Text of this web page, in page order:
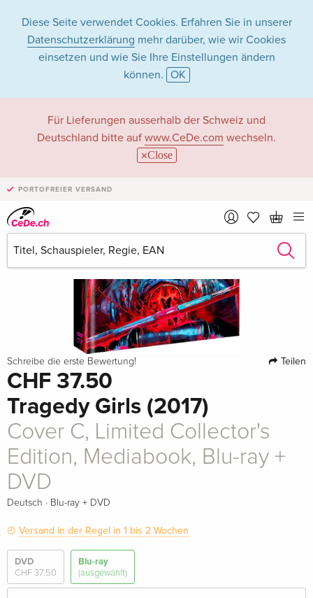
Diese Seite verwendet Cookies. Erfahren Sie in unserer
Datenschutzerklärung mehr darüber, wie wir Cookies
einsetzen und wie Sie Ihre Einstellungen ändern
können. OK
Für Lieferungen ausserhalb der Schweiz und
Deutschland bitte auf www.CeDe.com wechseln.
Close
PORTOFREIER VERSAND
Schreibe die erste Bewertung! Teilen
CHF 37.50
Tragedy Girls (2017)
Cover C, Limited Collector's
Edition, Mediabook, Blu-ray +
DVD
Deutsch · Blu-ray + DVD
Versand in der Regel in 1 bis 2 Wochen
DVD
CHF 37.50
Blu-ray
(ausgewählt)